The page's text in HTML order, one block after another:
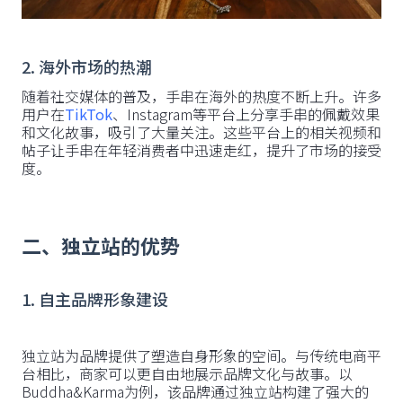
2. 海外市场的热潮
随着社交媒体的普及，手串在海外的热度不断上升。许多
用户在TikTok、Instagram等平台上分享手串的佩戴效果
和文化故事，吸引了大量关注。这些平台上的相关视频和
帖子让手串在年轻消费者中迅速走红，提升了市场的接受
度。
二、独立站的优势
1. 自主品牌形象建设
独立站为品牌提供了塑造自身形象的空间。与传统电商平
台相比，商家可以更自由地展示品牌文化与故事。以
Buddha&Karma为例，该品牌通过独立站构建了强大的